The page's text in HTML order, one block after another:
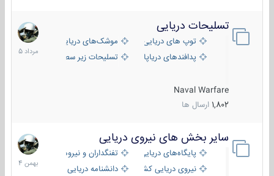
تسلیحات دریایی
توپ های دریایی
موشک‌های دریایی
پدافندهای دریاپایه
تسلیحات زیر سطحی
Naval Warfare
1,802 ارسال ها
2
مرداد
1405
سایر بخش های نیروی دریایی
پایگاه‌های دریایی
تفنگداران و نیروهای ویژه‌ی دریایی
نیروی دریایی کشورهای مختلفدانشنامه دریایی
22
بهمن
1404